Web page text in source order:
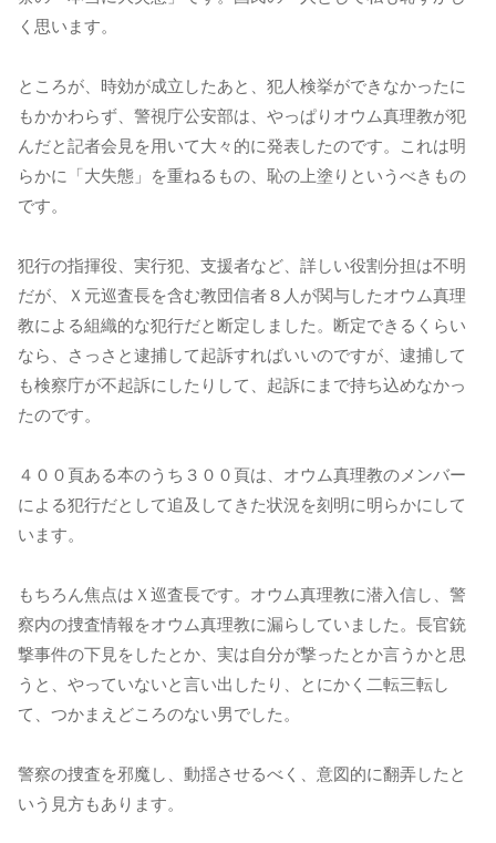
く思います。
ところが、時効が成立したあと、犯人検挙ができなかったに
もかかわらず、警視庁公安部は、やっぱりオウム真理教が犯
んだと記者会見を用いて大々的に発表したのです。これは明
らかに「大失態」を重ねるもの、恥の上塗りというべきもの
です。
犯行の指揮役、実行犯、支援者など、詳しい役割分担は不明
だが、Ｘ元巡査長を含む教団信者８人が関与したオウム真理
教による組織的な犯行だと断定しました。断定できるくらい
なら、さっさと逮捕して起訴すればいいのですが、逮捕して
も検察庁が不起訴にしたりして、起訴にまで持ち込めなかっ
たのです。
４００頁ある本のうち３００頁は、オウム真理教のメンバー
による犯行だとして追及してきた状況を刻明に明らかにして
います。
もちろん焦点はＸ巡査長です。オウム真理教に潜入信し、警
察内の捜査情報をオウム真理教に漏らしていました。長官銃
撃事件の下見をしたとか、実は自分が撃ったとか言うかと思
うと、やっていないと言い出したり、とにかく二転三転し
て、つかまえどころのない男でした。
警察の捜査を邪魔し、動揺させるべく、意図的に翻弄したと
いう見方もあります。